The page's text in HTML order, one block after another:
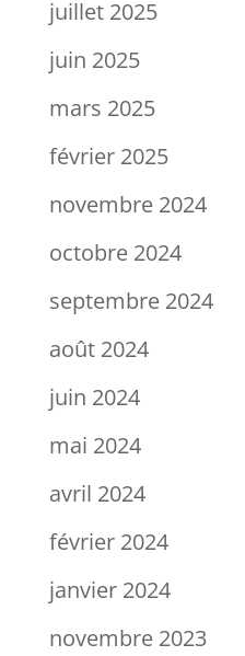
juillet 2025
juin 2025
mars 2025
février 2025
novembre 2024
octobre 2024
septembre 2024
août 2024
juin 2024
mai 2024
avril 2024
février 2024
janvier 2024
novembre 2023